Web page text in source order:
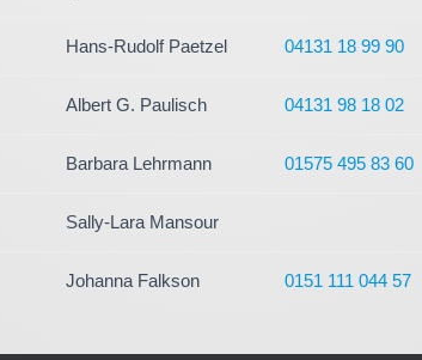
Hans-Rudolf Paetzel 04131 18 99 90
Albert G. Paulisch 04131 98 18 02
Barbara Lehrmann 01575 495 83 60
Sally-Lara Mansour
Johanna Falkson 0151 111 044 57